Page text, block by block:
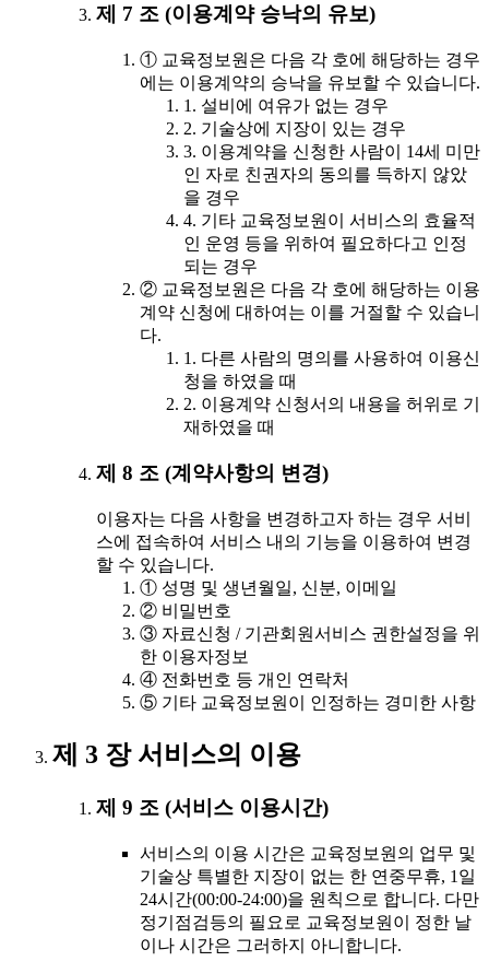
제 7 조 (이용계약 승낙의 유보)
① 교육정보원은 다음 각 호에 해당하는 경우
에는 이용계약의 승낙을 유보할 수 있습니다.
1. 설비에 여유가 없는 경우
2. 기술상에 지장이 있는 경우
3. 이용계약을 신청한 사람이 14세 미만
인 자로 친권자의 동의를 득하지 않았
을 경우
4. 기타 교육정보원이 서비스의 효율적
인 운영 등을 위하여 필요하다고 인정
되는 경우
② 교육정보원은 다음 각 호에 해당하는 이용
계약 신청에 대하여는 이를 거절할 수 있습니
다.
1. 다른 사람의 명의를 사용하여 이용신
청을 하였을 때
2. 이용계약 신청서의 내용을 허위로 기
재하였을 때
제 8 조 (계약사항의 변경)
이용자는 다음 사항을 변경하고자 하는 경우 서비
스에 접속하여 서비스 내의 기능을 이용하여 변경
할 수 있습니다.
① 성명 및 생년월일, 신분, 이메일
② 비밀번호
③ 자료신청 / 기관회원서비스 권한설정을 위
한 이용자정보
④ 전화번호 등 개인 연락처
⑤ 기타 교육정보원이 인정하는 경미한 사항
제 3 장 서비스의 이용
제 9 조 (서비스 이용시간)
서비스의 이용 시간은 교육정보원의 업무 및
기술상 특별한 지장이 없는 한 연중무휴, 1일
24시간(00:00-24:00)을 원칙으로 합니다. 다만
정기점검등의 필요로 교육정보원이 정한 날
이나 시간은 그러하지 아니합니다.